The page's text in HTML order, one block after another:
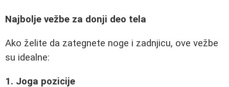
Najbolje vežbe za donji deo tela
Ako želite da zategnete noge i zadnjicu, ove vežbe
su idealne:
1. Joga pozicije